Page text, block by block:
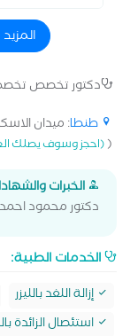
دكتور تخصص
طنطا: ميدان
((احجز وسوف يصلك
الخبرات
دكتور محمود
الخدمات الطبية:
إزالة اللغد بالليزر
استئصال الزائدة